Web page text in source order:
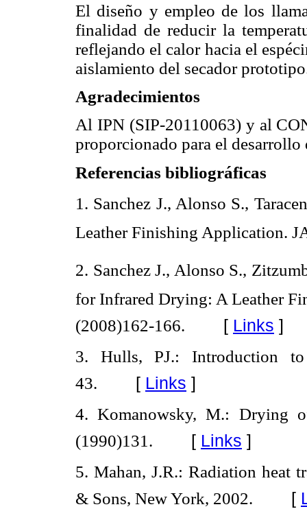
El diseño y empleo de los
finalidad de reducir la
reflejando el calor hacia el
aislamiento del secador
Agradecimientos
Al IPN (SIP-20110063) y al
proporcionado para el desarrollo
Referencias bibliográficas
1. Sanchez J., Alonso S.,
Leather Finishing Application.
2. Sanchez J., Alonso S.,
for Infrared Drying: A Leather
(2008)162-166. [ Links ]
3. Hulls, PJ.: Introduction
43. [ Links ]
4. Komanowsky, M.: Drying
(1990)131. [ Links ]
5. Mahan, J.R.: Radiation heat
& Sons, New York, 2002. [